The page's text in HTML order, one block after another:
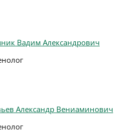
Вадим Александрович
Александр Вениаминович